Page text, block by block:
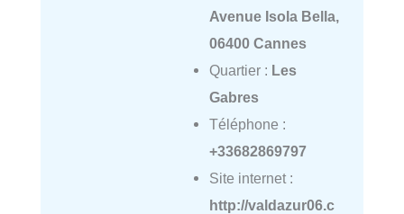
Avenue Isola Bella,
06400 Cannes
Quartier : Les
Gabres
Téléphone :
+33682869797
Site internet :
http://valdazur06.c